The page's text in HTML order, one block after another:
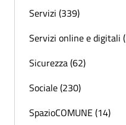
Servizi (339)
Servizi online e digitali
Sicurezza (62)
Sociale (230)
SpazioCOMUNE (14)